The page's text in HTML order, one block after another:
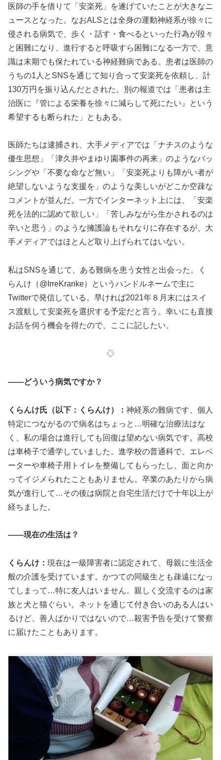
医師の手を借りて「安楽死」を遂げていたことが大きなニ
ュースとなった。なおALSとは全身の運動神経系が徐々に
侵される病気で、歩く・話す・食べるといった行為が段々
と困難になり、進行すると呼吸すら困難になる一方で、意
識は末期でも保たれている神経難病である。患者は医師の
うちの1人とSNSを通じて知り合って安楽死を依頼し、計
130万円を振り込んだとされた。別の報道では「患者は主
治医に『管による栄養を徐々に減らして死にたい』という
希望するも断られた」ともある。
医師たちは逮捕され、大手メディアでは「ナチスのような
優生思想」「津久井やまゆり園事件の再来」のようなバッ
シングや「不要な命など無い」「安楽死よりも障がい者が
絶望しないような支援を」のような美しいがどこか空疎な
コメントが並んだ。一方でインターネット上には、「安楽
死を法的に認めて欲しい」「苦しみながら生かされるのは
辛いと思う」のような擁護論もそれなりに存在するが、大
手メディアではほとんど取り上げられてはいない。
私はSNSを通じて、ある難病を患う女性と出会った。く
らんけ（@IrreKranke）というハンドルネームで主に
Twitterで発信している。早ければ2021年８月末にはスイ
ス渡航して安楽死を選択する予定だと言う。幸いにも直接
お話を伺う機会を得たので、ここに記したい。
◇
――どういう病気ですか？
くらんけ氏（以下：くらんけ）： 神経系の難病です、個人
特定につながるので病名はちょっと…明確な治療法はな
く、私の場合は進行しても回復は望めない病気です。高校
は車椅子で通学していました。進学校の普通科で、エレベ
ーターや車椅子用トイレを整備してもらったし、面と向か
ってイジメられたこともありません。卒業のあたりから病
気が進行して…その後は病院と自宅生活だけで十年以上が
経ちました。
――現在の生活は？
くらんけ： 現在は一級障害者に認定されて、母親に生活全
般の介護を受けています。かつての同級生とも疎遠になっ
てしまって…特に友人はいません。親しく交流するのは家
族と犬と猫ぐらい。ネットを通じて付き合いのある人はい
るけど、善人ばかりではないので…殺害予告を受けて警察
に届けたこともあります。